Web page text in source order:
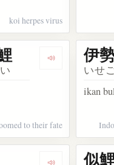
koi herpes virus
Dengarkan
to their fate
伊
いせ
ikan
似